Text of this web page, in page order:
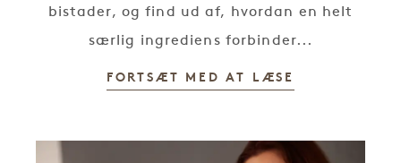
bistader, og find ud af, hvordan en helt
særlig ingrediens forbinder...
FORTSÆT MED AT LÆSE